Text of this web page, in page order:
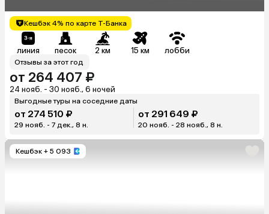
Кешбэк 4% по карте Т-Банка
линия песок 2 км 15 км лобби
Отзывы за этот год
от 264 407 ₽
24 нояб. - 30 нояб., 6 ночей
Выгодные туры на соседние даты
от 274 510 ₽
29 нояб. - 7 дек., 8 н.
от 291 649 ₽
20 нояб. - 28 нояб., 8 н.
Кешбэк + 5 093